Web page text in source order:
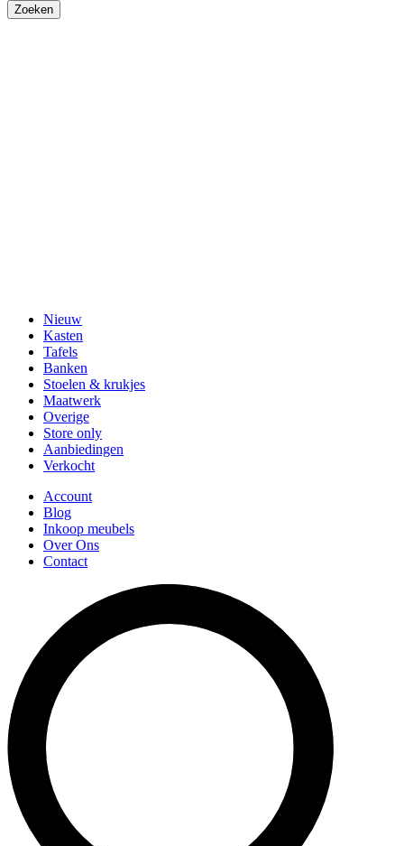
Nieuw
Kasten
Tafels
Banken
Stoelen & krukjes
Maatwerk
Overige
Store only
Aanbiedingen
Verkocht
Account
Blog
Inkoop meubels
Over Ons
Contact